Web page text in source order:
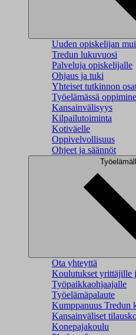
Uuden opiskelijan
Tredun lukuvuosi
Palveluja opiskelijalle
Ohjaus ja tuki
Yhteiset tutkinnon
Työelämässä
Kansainvälisyys
Kilpailutoiminta
Kotiväelle
Oppivelvollisuus
Ohjeet ja säännöt
Ota yhteyttä
Koulutukset yrittäjille
Työpaikkaohjaajalle
Työelämäpalaute
Kumppanuus Tredun
Kansainväliset
Konepajakoulu